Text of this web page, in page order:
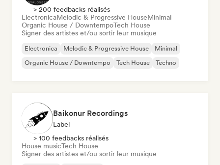
> 200 feedbacks réalisés
ElectronicaMelodic & Progressive HouseMinimal
Organic House / DowntempoTech House
Signer des artistes et/ou sortir leur musique
Electronica Melodic & Progressive House
Minimal
Organic House / Downtempo
Tech House Techno
Baikonur Recordings
Label
> 100 feedbacks réalisés
House musicTech House
Signer des artistes et/ou sortir leur musique